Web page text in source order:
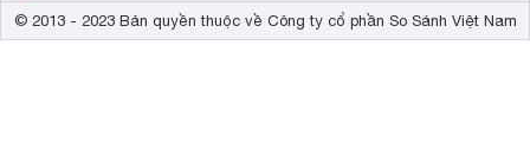
© 2013 - 2023 Bản quyền thuộc về Công ty cổ phần So Sánh Việt Nam